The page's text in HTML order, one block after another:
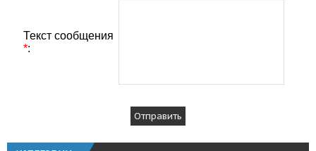
Текст сообщения
*: